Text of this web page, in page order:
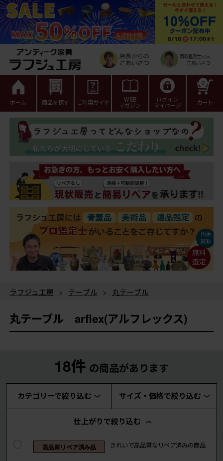
ホーム 商品を探す ご利用ガイド WEB
マガジン
ログイン
マイページ カート
0
ラフジュ工房 > テーブル > 丸テーブル
丸テーブル arflex(アルフレックス)
18件 の商品があります
カテゴリーで絞り込む サイズ・価格で絞り込む
仕上がりで絞り込む
高品質リペア済み品 きれいで高品質なリペア済みの商品